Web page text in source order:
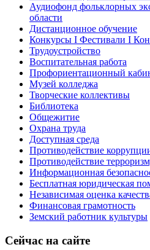
Аудиофонд фольклорных
области
Дистанционное обучение
Конкурсы I Фестивали I
Трудоустройство
Воспитательная работа
Профориентационный
Музей колледжа
Творческие коллективы
Библиотека
Общежитие
Охрана труда
Доступная среда
Противодействие
Противодействие
Информационная
Бесплатная юридическая
Независимая оценка
Финансовая грамотность
Земский работник культуры
Сейчас на сайте